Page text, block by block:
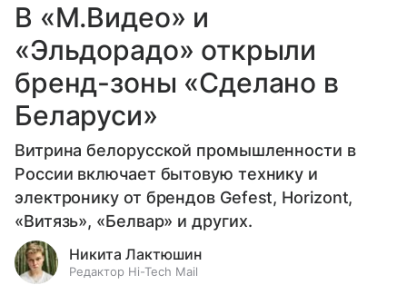
В «М.Видео» и
«Эльдорадо» открыли
бренд-зоны «Сделано в
Беларуси»
Витрина белорусской промышленности в
России включает бытовую технику и
электронику от брендов Gefest, Horizont,
«Витязь», «Белвар» и других.
Никита Лактюшин
Редактор Hi-Tech Mail